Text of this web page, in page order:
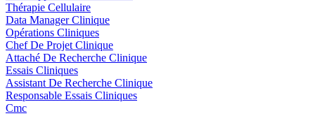
Thérapie Cellulaire
Data Manager Clinique
Opérations Cliniques
Chef De Projet Clinique
Attaché De Recherche Clinique
Essais Cliniques
Assistant De Recherche Clinique
Responsable Essais Cliniques
Cmc